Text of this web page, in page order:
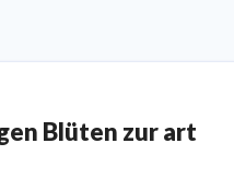
Blüten zur art